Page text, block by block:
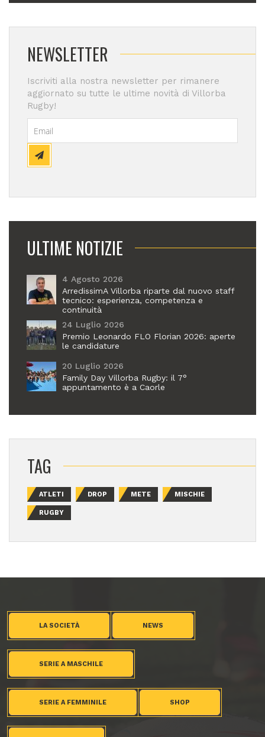
NEWSLETTER
Iscriviti alla nostra newsletter per rimanere
aggiornato su tutte le ultime novità di Villorba
Rugby!
ULTIME NOTIZIE
4 Agosto 2026
ArredissimA Villorba riparte dal nuovo staff
tecnico: esperienza, competenza e
continuità
24 Luglio 2026
Premio Leonardo FLO Florian 2026: aperte
le candidature
20 Luglio 2026
Family Day Villorba Rugby: il 7°
appuntamento è a Caorle
TAG
ATLETI DROP METE MISCHIE
RUGBY
LA SOCIETÀ NEWS
SERIE A MASCHILE
SERIE A FEMMINILE SHOP